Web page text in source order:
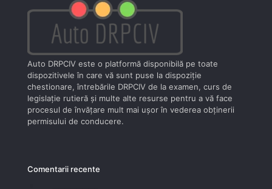
Auto DRPCIV este o platformă disponibilă pe toate
dispozitivele în care vă sunt puse la dispoziţie
chestionare, întrebările DRPCIV de la examen, curs de
legislaţie rutieră şi multe alte resurse pentru a vă face
procesul de învăţare mult mai uşor în vederea obţinerii
permisului de conducere.
Comentarii recente